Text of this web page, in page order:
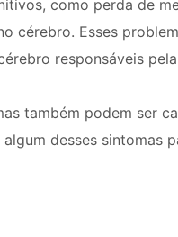
como perda de
cérebro. Esses
responsáveis
também podem ser
desses sintomas